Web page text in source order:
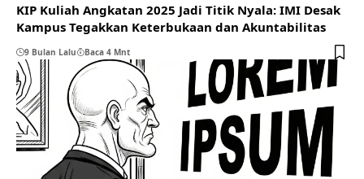
KIP Kuliah Angkatan 2025 Jadi Titik Nyala: IMI Desak
Kampus Tegakkan Keterbukaan dan Akuntabilitas
9 Bulan Lalu Baca 4 Mnt